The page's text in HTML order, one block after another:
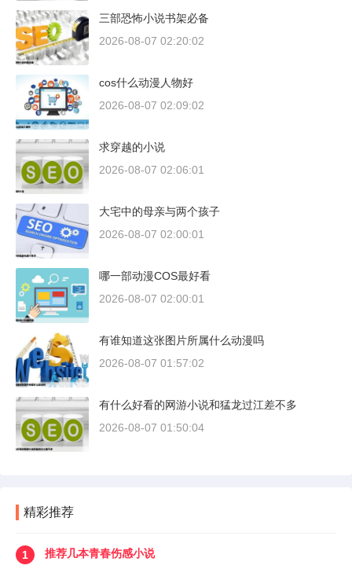
三部恐怖小说书架必备
2026-08-07 02:20:02
cos什么动漫人物好
2026-08-07 02:09:02
求穿越的小说
2026-08-07 02:06:01
大宅中的母亲与两个孩子
2026-08-07 02:00:01
哪一部动漫COS最好看
2026-08-07 02:00:01
有谁知道这张图片所属什么动漫吗
2026-08-07 01:57:02
有什么好看的网游小说和猛龙过江差不多
2026-08-07 01:50:04
精彩推荐
1
推荐几本青春伤感小说